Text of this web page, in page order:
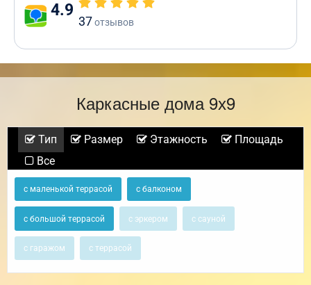
4.9
37отзывов
Каркасные дома 9х9
Тип Размер Этажность
Площадь
Все
с маленькой террасой с балконом
с большой террасой с эркером с сауной
с гаражом с террасой